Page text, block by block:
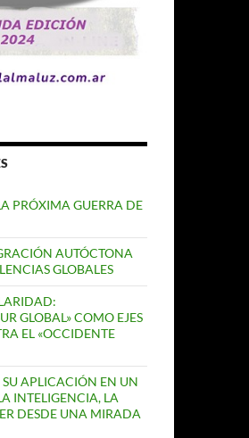
PRÓXIMA GUERRA DE
AUTÓCTONA
GLOBALES
GLOBAL» COMO EJES
EL «OCCIDENTE
SU APLICACIÓN EN UN
INTELIGENCIA, LA
DESDE UNA MIRADA